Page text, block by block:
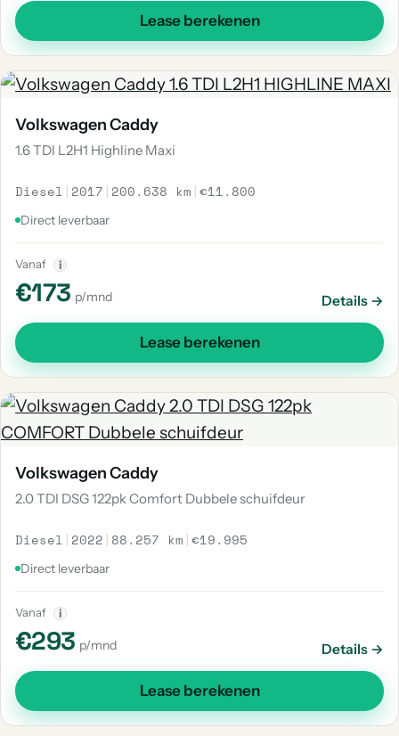
Lease berekenen
Volkswagen Caddy
1.6 TDI L2H1 Highline Maxi
Diesel | 2017 | 200.638 km |€11.800
Direct leverbaar
Vanaf i
€173 p/mnd Details →
Lease berekenen
Volkswagen Caddy
2.0 TDI DSG 122pk Comfort Dubbele schuifdeur
Diesel | 2022 | 88.257 km |€19.995
Direct leverbaar
Vanaf i
€293 p/mnd Details →
Lease berekenen